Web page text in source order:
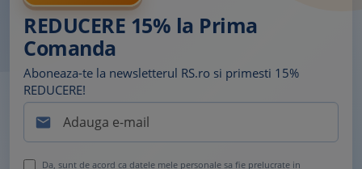
REDUCERE 15% la Prima
Comanda
Aboneaza-te la newsletterul RS.ro si primesti 15%
REDUCERE!

Da, sunt de acord ca datele mele personale sa fie prelucrate in